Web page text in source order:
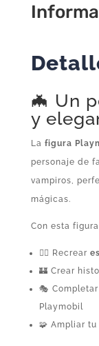
Playmobil
🦇 Un
y
La figura
personaje de
vampiros,
mágicas.
Con esta
🧛‍♀️ Recrear
🏰 Crear
🎭
Playmobil
🧩 Ampliar